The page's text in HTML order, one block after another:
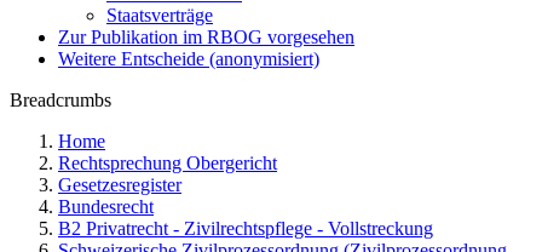
Staatsverträge
Zur Publikation im RBOG vorgesehen
Weitere Entscheide (anonymisiert)
Breadcrumbs
Home
Rechtsprechung Obergericht
Gesetzesregister
Bundesrecht
B2 Privatrecht - Zivilrechtspflege - Vollstreckung